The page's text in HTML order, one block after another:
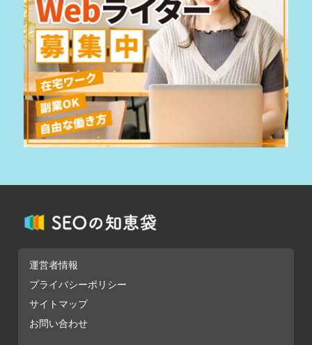
運営者情報
プライバシーポリシー
サイトマップ
お問い合わせ